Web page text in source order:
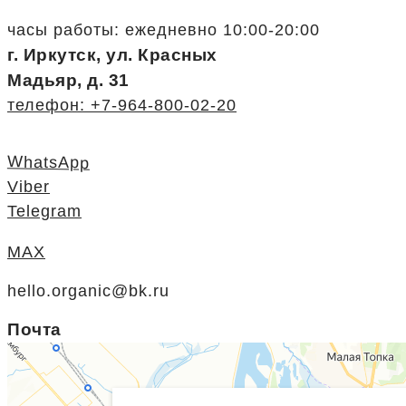
часы работы: ежедневно 10:00-20:00
г. Иркутск, ул. Красных
Мадьяр, д. 31
телефон: +7-964-800-02-20
WhatsApp
Viber
Telegram
MAX
hello.organic@bk.ru
Почта